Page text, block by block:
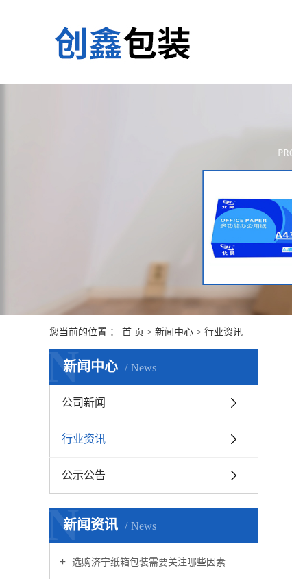
您当前的位置 ： 首 页 > 新闻中心 > 行业资讯
新闻中心 News
N
公司新闻
行业资讯
公示公告
新闻资讯 News
N
选购济宁纸箱包装需要关注哪些因素